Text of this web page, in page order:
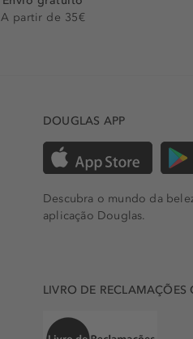
A partir de 35€
DOUGLAS APP
Descubra o mundo da
aplicação Douglas.
LIVRO DE RECLAMAÇÕES